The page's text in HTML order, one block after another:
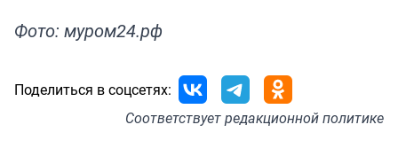
Фото: муром24.рф
Поделиться в соцсетях:
Соответствуетредакционной политике